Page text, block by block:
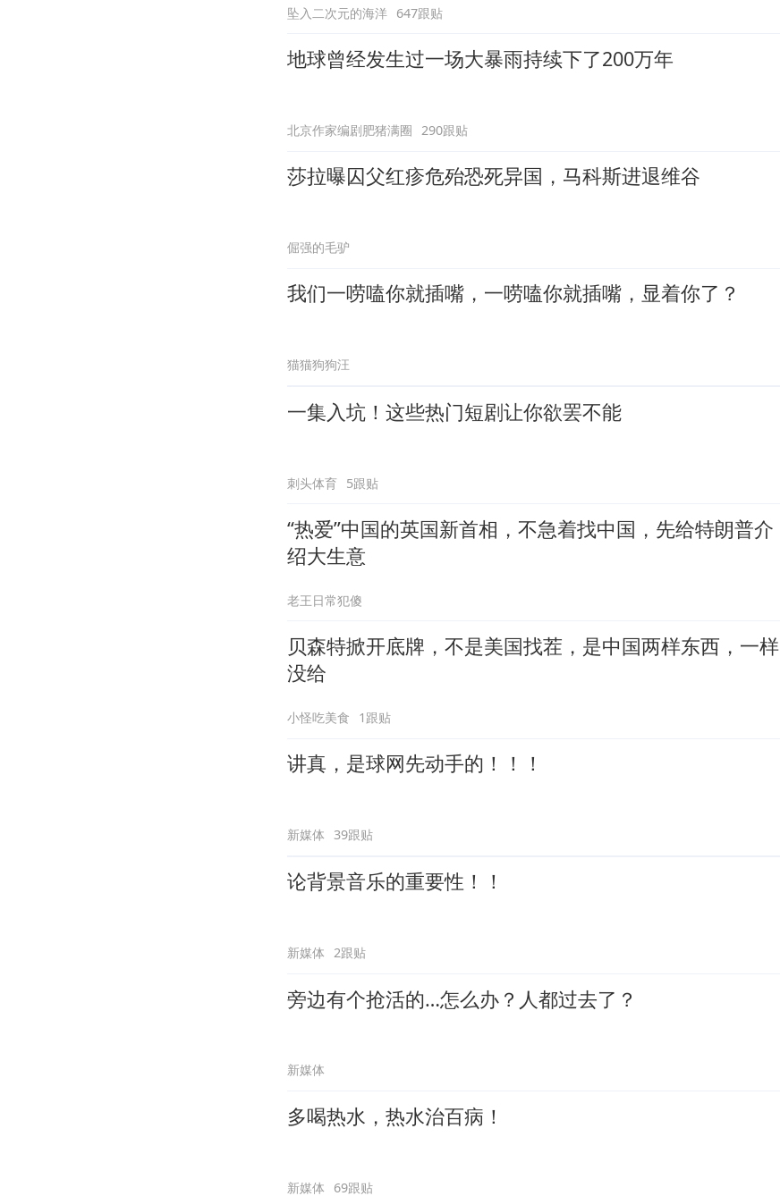
坠入二次元的海洋 647跟贴
地球曾经发生过一场大暴雨持续下了200万年
北京作家编剧肥猪满圈 290跟贴
莎拉曝囚父红疹危殆恐死异国，马科斯进退维谷
倔强的毛驴
我们一唠嗑你就插嘴，一唠嗑你就插嘴，显着你了？
猫猫狗狗汪
一集入坑！这些热门短剧让你欲罢不能
刺头体育 5跟贴
“热爱”中国的英国新首相，不急着找中国，先给特朗普介
绍大生意
老王日常犯傻
贝森特掀开底牌，不是美国找茬，是中国两样东西，一样
没给
小怪吃美食 1跟贴
讲真，是球网先动手的！！！
新媒体 39跟贴
论背景音乐的重要性！！
新媒体 2跟贴
旁边有个抢活的…怎么办？人都过去了？
新媒体
多喝热水，热水治百病！
新媒体 69跟贴